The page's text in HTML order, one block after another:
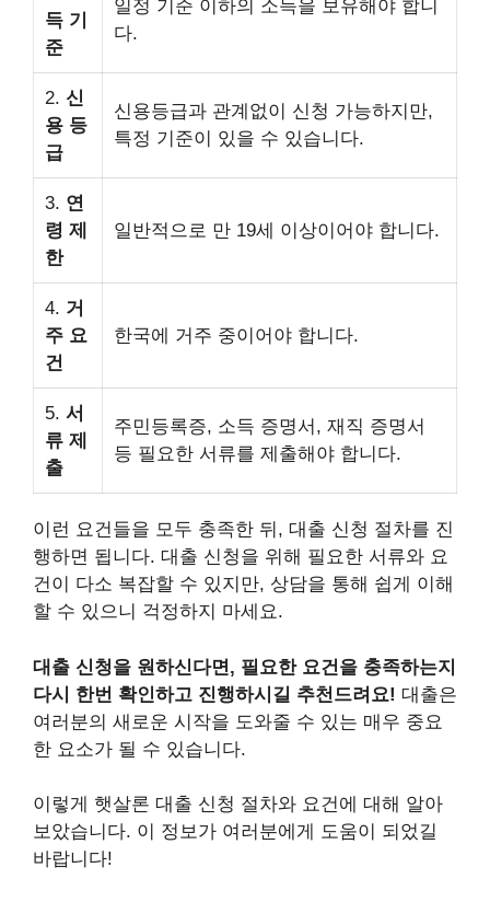
득 기
준
일정 기준 이하의 소득을 보유해야 합니
다.
2. 신
용 등
급
신용등급과 관계없이 신청 가능하지만,
특정 기준이 있을 수 있습니다.
3. 연
령 제
한
일반적으로 만 19세 이상이어야 합니다.
4. 거
주 요
건
한국에 거주 중이어야 합니다.
5. 서
류 제
출
주민등록증, 소득 증명서, 재직 증명서
등 필요한 서류를 제출해야 합니다.
이런 요건들을 모두 충족한 뒤, 대출 신청 절차를 진
행하면 됩니다. 대출 신청을 위해 필요한 서류와 요
건이 다소 복잡할 수 있지만, 상담을 통해 쉽게 이해
할 수 있으니 걱정하지 마세요.
대출 신청을 원하신다면, 필요한 요건을 충족하는지
다시 한번 확인하고 진행하시길 추천드려요! 대출은
여러분의 새로운 시작을 도와줄 수 있는 매우 중요
한 요소가 될 수 있습니다.
이렇게 햇살론 대출 신청 절차와 요건에 대해 알아
보았습니다. 이 정보가 여러분에게 도움이 되었길
바랍니다!